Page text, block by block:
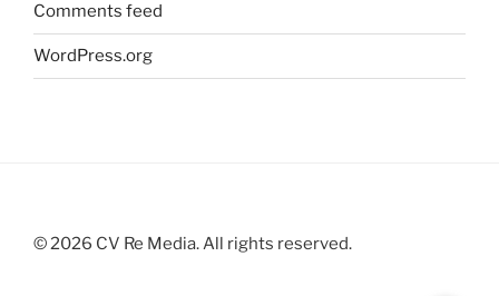
Comments feed
WordPress.org
©2026 CV Re Media. All rights reserved.